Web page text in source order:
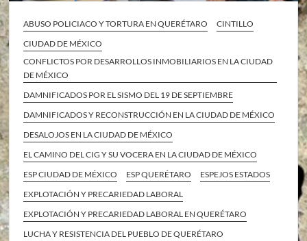
ABUSO POLICIACO Y TORTURA EN QUERÉTARO
CINTILLO
CIUDAD DE MÉXICO
CONFLICTOS POR DESARROLLOS INMOBILIARIOS EN LA CIUDAD
DE MÉXICO
DAMNIFICADOS POR EL SISMO DEL 19 DE SEPTIEMBRE
DAMNIFICADOS Y RECONSTRUCCIÓN EN LA CIUDAD DE MÉXICO
DESALOJOS EN LA CIUDAD DE MÉXICO
EL CAMINO DEL CIG Y SU VOCERA EN LA CIUDAD DE MÉXICO
ESP CIUDAD DE MÉXICO
ESP QUERÉTARO
ESPEJOS ESTADOS
EXPLOTACIÓN Y PRECARIEDAD LABORAL
EXPLOTACIÓN Y PRECARIEDAD LABORAL EN QUERÉTARO
LUCHA Y RESISTENCIA DEL PUEBLO DE QUERÉTARO